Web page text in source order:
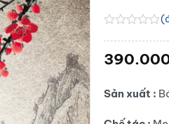
hạng
sao
Sản xuất :